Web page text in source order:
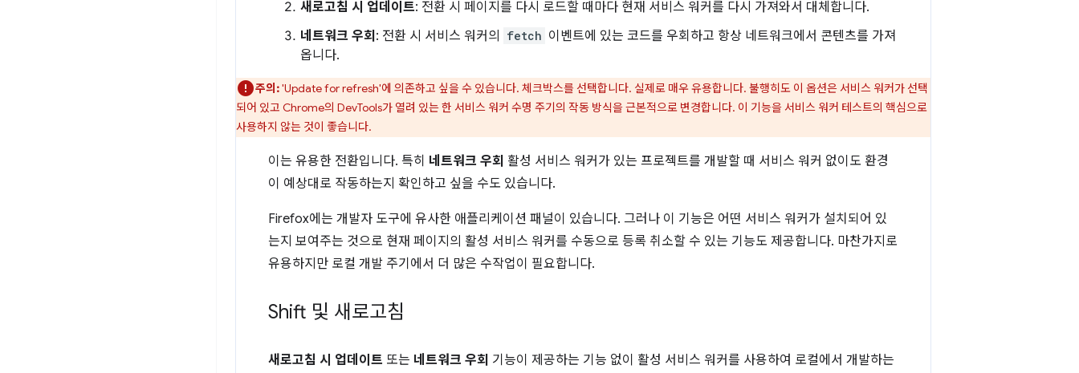
새로고침 시 업데이트: 전환 시 페이지를 다시 로드할 때마다 현재 서비스 워커를 다시 가져와서 대체합니다.
네트워크 우회 : 전환 시 서비스 워커의 fetch 이벤트에 있는 코드를 우회하고 항상 네트워크에서 콘텐츠를 가져
옵니다.
주의:'Update for refresh'에 의존하고 싶을 수 있습니다. 체크박스를 선택합니다. 실제로 매우 유용합니다. 불행히도 이 옵션은 서비스 워커가 선택
되어 있고 Chrome의 DevTools가 열려 있는 한 서비스 워커 수명 주기의 작동 방식을 근본적으로 변경합니다. 이 기능을 서비스 워커 테스트의 핵심으로
사용하지 않는 것이 좋습니다.
이는 유용한 전환입니다. 특히 네트워크 우회 활성 서비스 워커가 있는 프로젝트를 개발할 때 서비스 워커 없이도 환경
이 예상대로 작동하는지 확인하고 싶을 수도 있습니다.
Firefox에는 개발자 도구에 유사한 애플리케이션 패널이 있습니다. 그러나 이 기능은 어떤 서비스 워커가 설치되어 있
는지 보여주는 것으로 현재 페이지의 활성 서비스 워커를 수동으로 등록 취소할 수 있는 기능도 제공합니다. 마찬가지로
유용하지만 로컬 개발 주기에서 더 많은 수작업이 필요합니다.
Shift 및 새로고침
새로고침 시 업데이트 또는 네트워크 우회 기능이 제공하는 기능 없이 활성 서비스 워커를 사용하여 로컬에서 개발하는